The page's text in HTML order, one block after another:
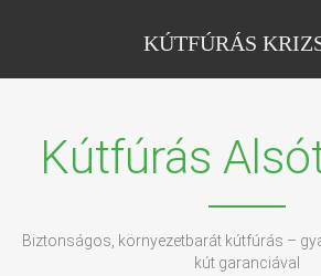
KÚTFÚRÁS
Kútfúrás
Biztonságos, környezetbarát kútfúrás –
kút garanciával